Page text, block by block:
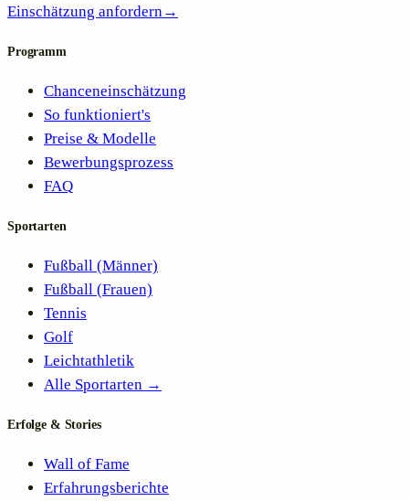
Einschätzung anfordern →
Programm
Chanceneinschätzung
So funktioniert's
Preise & Modelle
Bewerbungsprozess
FAQ
Sportarten
Fußball (Männer)
Fußball (Frauen)
Tennis
Golf
Leichtathletik
Alle Sportarten →
Erfolge & Stories
Wall of Fame
Erfahrungsberichte